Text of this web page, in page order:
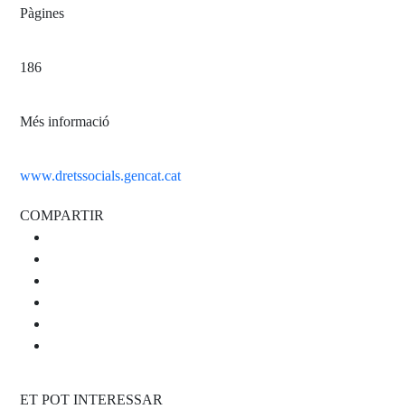
Pàgines
186
Més informació
www.dretssocials.gencat.cat
COMPARTIR
ET POT INTERESSAR